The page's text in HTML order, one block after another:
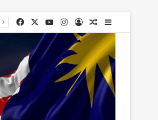
Facebook YouTubeInstagram
Log InRandom Article